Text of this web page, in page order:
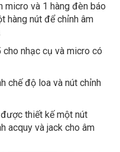
micro và 1 hàng đèn báo
hàng nút để chỉnh âm
nhạc cụ và micro có
chế độ loa và nút chỉnh
thiết kế một nút
acquy và jack cho âm